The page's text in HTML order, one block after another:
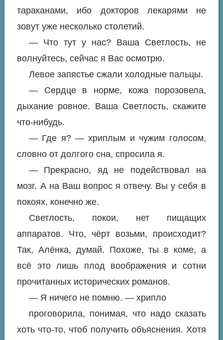
тараканами, ибо докторов лекарями не
зовут уже несколько столетий.
— Что тут у нас? Ваша Светлость, не
волнуйтесь, сейчас я Вас осмотрю.
Левое запястье сжали холодные пальцы.
— Сердце в норме, кожа порозовела,
дыхание ровное. Ваша Светлость, скажите
что-нибудь.
— Где я? — хриплым и чужим голосом,
словно от долгого сна, спросила я.
— Прекрасно, яд не подействовал на
мозг. А на Ваш вопрос я отвечу. Вы у себя в
покоях, конечно же.
Светлость, покои, нет пищащих
аппаратов. Что, чёрт возьми, происходит?
Так, Алёнка, думай. Похоже, ты в коме, а
всё это лишь плод воображения и сотни
прочитанных исторических романов.
— Я ничего не помню. — хрипло
проговорила, понимая, что надо сказать
хоть что-то, чтоб получить объяснения. Хотя